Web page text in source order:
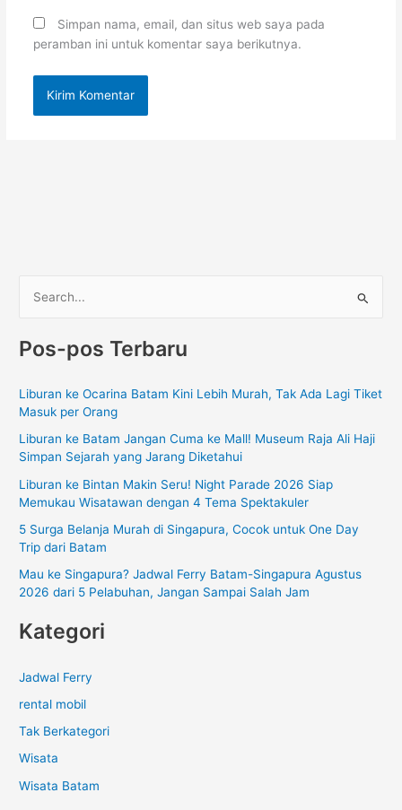
Simpan nama, email, dan situs web saya pada
peramban ini untuk komentar saya berikutnya.
r
u
t
Pos-pos Terbaru
Liburan ke Ocarina Batam Kini Lebih Murah, Tak Ada Lagi Tiket
Masuk per Orang
Liburan ke Batam Jangan Cuma ke Mall! Museum Raja Ali Haji
Simpan Sejarah yang Jarang Diketahui
Liburan ke Bintan Makin Seru! Night Parade 2026 Siap
Memukau Wisatawan dengan 4 Tema Spektakuler
5 Surga Belanja Murah di Singapura, Cocok untuk One Day
Trip dari Batam
Mau ke Singapura? Jadwal Ferry Batam-Singapura Agustus
2026 dari 5 Pelabuhan, Jangan Sampai Salah Jam
Kategori
Jadwal Ferry
rental mobil
Tak Berkategori
Wisata
Wisata Batam